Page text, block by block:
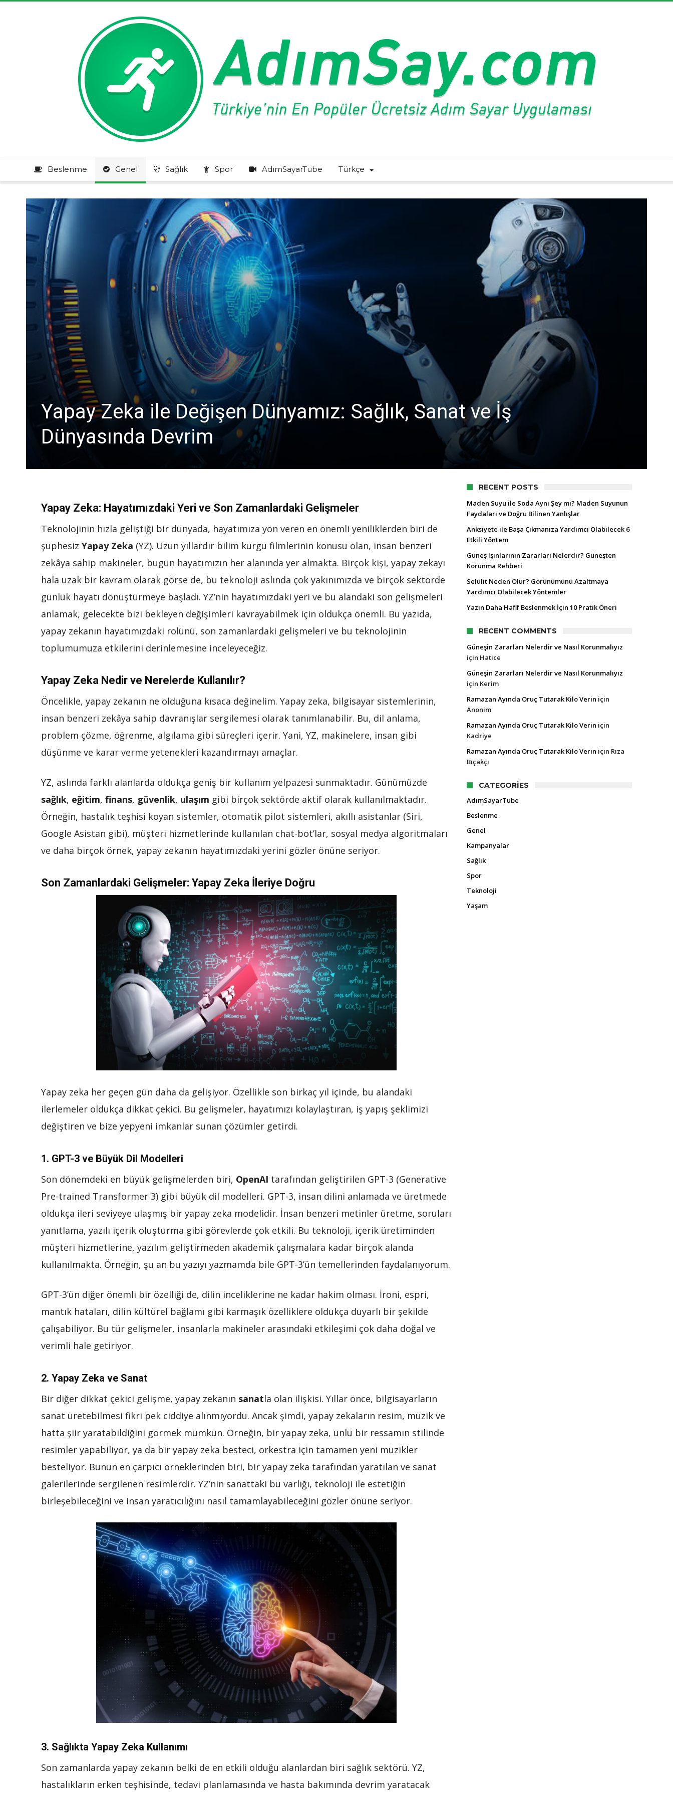
Beslenme Genel Sağlık Spor AdımSayarTube Türkçe
Yapay Zeka ile Değişen Dünyamız: Sağlık, Sanat ve İş
Dünyasında Devrim
Yapay Zeka: Hayatımızdaki Yeri ve Son Zamanlardaki Gelişmeler
Teknolojinin hızla geliştiği bir dünyada, hayatımıza yön veren en önemli yeniliklerden biri de
şüphesiz Yapay Zeka (YZ). Uzun yıllardır bilim kurgu filmlerinin konusu olan, insan benzeri
zekâya sahip makineler, bugün hayatımızın her alanında yer almakta. Birçok kişi, yapay zekayı
hala uzak bir kavram olarak görse de, bu teknoloji aslında çok yakınımızda ve birçok sektörde
günlük hayatı dönüştürmeye başladı. YZ’nin hayatımızdaki yeri ve bu alandaki son gelişmeleri
anlamak, gelecekte bizi bekleyen değişimleri kavrayabilmek için oldukça önemli. Bu yazıda,
yapay zekanın hayatımızdaki rolünü, son zamanlardaki gelişmeleri ve bu teknolojinin
toplumumuza etkilerini derinlemesine inceleyeceğiz.
Yapay Zeka Nedir ve Nerelerde Kullanılır?
Öncelikle, yapay zekanın ne olduğuna kısaca değinelim. Yapay zeka, bilgisayar sistemlerinin,
insan benzeri zekâya sahip davranışlar sergilemesi olarak tanımlanabilir. Bu, dil anlama,
problem çözme, öğrenme, algılama gibi süreçleri içerir. Yani, YZ, makinelere, insan gibi
düşünme ve karar verme yetenekleri kazandırmayı amaçlar.
YZ, aslında farklı alanlarda oldukça geniş bir kullanım yelpazesi sunmaktadır. Günümüzde
sağlık, eğitim, finans, güvenlik, ulaşım gibi birçok sektörde aktif olarak kullanılmaktadır.
Örneğin, hastalık teşhisi koyan sistemler, otomatik pilot sistemleri, akıllı asistanlar (Siri,
Google Asistan gibi), müşteri hizmetlerinde kullanılan chat-bot’lar, sosyal medya algoritmaları
ve daha birçok örnek, yapay zekanın hayatımızdaki yerini gözler önüne seriyor.
Son Zamanlardaki Gelişmeler: Yapay Zeka İleriye Doğru
Yapay zeka her geçen gün daha da gelişiyor. Özellikle son birkaç yıl içinde, bu alandaki
ilerlemeler oldukça dikkat çekici. Bu gelişmeler, hayatımızı kolaylaştıran, iş yapış şeklimizi
değiştiren ve bize yepyeni imkanlar sunan çözümler getirdi.
1. GPT-3 ve Büyük Dil Modelleri
Son dönemdeki en büyük gelişmelerden biri, OpenAI tarafından geliştirilen GPT-3 (Generative
Pre-trained Transformer 3) gibi büyük dil modelleri. GPT-3, insan dilini anlamada ve üretmede
oldukça ileri seviyeye ulaşmış bir yapay zeka modelidir. İnsan benzeri metinler üretme, soruları
yanıtlama, yazılı içerik oluşturma gibi görevlerde çok etkili. Bu teknoloji, içerik üretiminden
müşteri hizmetlerine, yazılım geliştirmeden akademik çalışmalara kadar birçok alanda
kullanılmakta. Örneğin, şu an bu yazıyı yazmamda bile GPT-3’ün temellerinden faydalanıyorum.
GPT-3’ün diğer önemli bir özelliği de, dilin inceliklerine ne kadar hakim olması. İroni, espri,
mantık hataları, dilin kültürel bağlamı gibi karmaşık özelliklere oldukça duyarlı bir şekilde
çalışabiliyor. Bu tür gelişmeler, insanlarla makineler arasındaki etkileşimi çok daha doğal ve
verimli hale getiriyor.
2. Yapay Zeka ve Sanat
Bir diğer dikkat çekici gelişme, yapay zekanın sanatla olan ilişkisi. Yıllar önce, bilgisayarların
sanat üretebilmesi fikri pek ciddiye alınmıyordu. Ancak şimdi, yapay zekaların resim, müzik ve
hatta şiir yaratabildiğini görmek mümkün. Örneğin, bir yapay zeka, ünlü bir ressamın stilinde
resimler yapabiliyor, ya da bir yapay zeka besteci, orkestra için tamamen yeni müzikler
besteliyor. Bunun en çarpıcı örneklerinden biri, bir yapay zeka tarafından yaratılan ve sanat
galerilerinde sergilenen resimlerdir. YZ’nin sanattaki bu varlığı, teknoloji ile estetiğin
birleşebileceğini ve insan yaratıcılığını nasıl tamamlayabileceğini gözler önüne seriyor.
3. Sağlıkta Yapay Zeka Kullanımı
Son zamanlarda yapay zekanın belki de en etkili olduğu alanlardan biri sağlık sektörü. YZ,
hastalıkların erken teşhisinde, tedavi planlamasında ve hasta bakımında devrim yaratacak
RECENT POSTS
Maden Suyu ile Soda Aynı Şey mi? Maden Suyunun
Faydaları ve Doğru Bilinen Yanlışlar
Anksiyete ile Başa Çıkmanıza Yardımcı Olabilecek 6
Etkili Yöntem
Güneş Işınlarının Zararları Nelerdir? Güneşten
Korunma Rehberi
Selülit Neden Olur? Görünümünü Azaltmaya
Yardımcı Olabilecek Yöntemler
Yazın Daha Hafif Beslenmek İçin 10 Pratik Öneri
RECENT COMMENTS
Güneşin Zararları Nelerdir ve Nasıl Korunmalıyız
için Hatice
Güneşin Zararları Nelerdir ve Nasıl Korunmalıyız
için Kerim
Ramazan Ayında Oruç Tutarak Kilo Verin için
Anonim
Ramazan Ayında Oruç Tutarak Kilo Verin için
Kadriye
Ramazan Ayında Oruç Tutarak Kilo Verin için Rıza
Bıçakçı
CATEGORIES
AdımSayarTube
Beslenme
Genel
Kampanyalar
Sağlık
Spor
Teknoloji
Yaşam